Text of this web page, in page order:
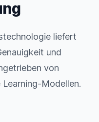
liefert
und
von
Modellen.